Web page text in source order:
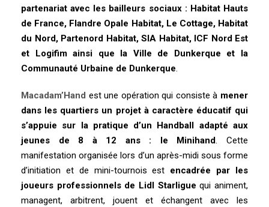
partenariat avec les bailleurs sociaux : Habitat Hauts
de France, Flandre Opale Habitat, Le Cottage, Habitat
du Nord, Partenord Habitat, SIA Habitat, ICF Nord Est
et Logifim ainsi que la Ville de Dunkerque et la
Communauté Urbaine de Dunkerque.
Macadam’Hand est une opération qui consiste à mener
dans les quartiers un projet à caractère éducatif qui
s’appuie sur la pratique d’un Handball adapté aux
jeunes de 8 à 12 ans : le Minihand. Cette
manifestation organisée lors d’un après-midi sous forme
d’initiation et de mini-tournois est encadrée par les
joueurs professionnels de Lidl Starligue qui animent,
managent, arbitrent, jouent et échangent avec les